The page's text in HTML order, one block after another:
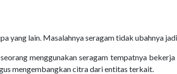
yang lain. Masalahnya seragam tidak ubahnya
menggunakan seragam tempatnya
mengembangkan citra dari entitas terkait.